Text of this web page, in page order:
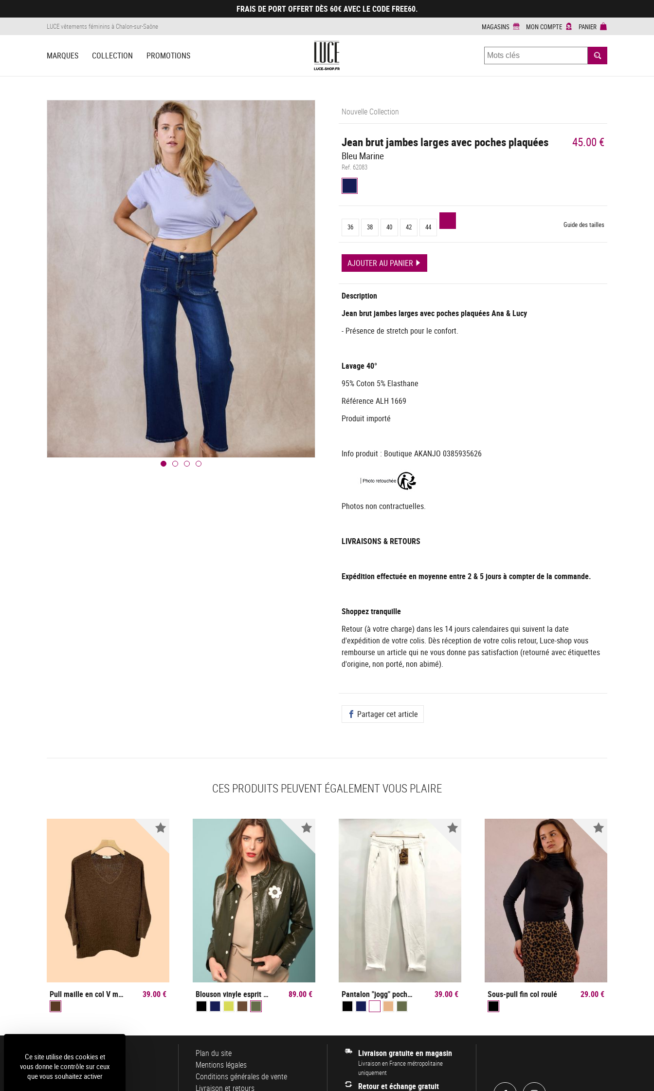
FRAIS DE PORT OFFERT DÈS 60€ AVEC LE CODE FREE60.
LUCE vêtements féminins à Chalon-sur-Saône MAGASINS MON COMPTE PANIER
MARQUES COLLECTION PROMOTIONS RECHERCHER
Nouvelle Collection
Jean brut jambes larges avec poches plaquées
Bleu Marine
Ref. 62083
45.00 €
36 38 40 42 44 Guide des tailles
AJOUTER AU PANIER
Description
Jean brut jambes larges avec poches plaquées Ana & Lucy
- Présence de stretch pour le confort.
Lavage 40°
95% Coton 5% Elasthane
Référence ALH 1669
Produit importé
Info produit : Boutique AKANJO 0385935626
Photos non contractuelles.
LIVRAISONS & RETOURS
Expédition effectuée en moyenne entre 2 & 5 jours à compter de la commande.
Shoppez tranquille
Retour (à votre charge) dans les 14 jours calendaires qui suivent la date
d'expédition de votre colis. Dès réception de votre colis retour, Luce-shop vous
rembourse un article qui ne vous donne pas satisfaction (retourné avec étiquettes
d'origine, non porté, non abimé).
Partager cet article
CES PRODUITS PEUVENT ÉGALEMENT VOUS PLAIRE
Pull maille en col V manches longues 39.00 €
Nouveauté
Blouson vinyle esprit seventies 89.00 € Pantalon "jogg" poches zippées 39.00 € Sous-pull fin col roulé 29.00 €
Luce
Plan du site
Mentions légales
Conditions générales de vente
Livraison et retours
Livraison gratuite en magasin
Livraison en France métropolitaine
uniquement
Retour et échange gratuit
Ce site utilise des cookies et
vous donne le contrôle sur ceux
que vous souhaitez activer